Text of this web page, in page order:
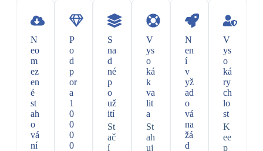
N
eo
m
ez
en
é
st
ah
o
vá
ní
P
o
d
p
or
a
1
0
0
0
0
S
na
d
né
p
o
už
ití
St
ač
í
V
ys
o
ká
k
va
lit
a
St
ah
uj
N
en
í
v
yž
ad
o
vá
na
žá
d
V
ys
o
ká
ry
ch
lo
st
K
ee
p